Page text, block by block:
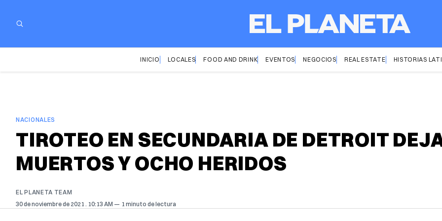
INICIO LOCALES FOOD AND DRINK EVENTOS NEGOCIOS REAL ESTATE HISTORIAS
NACIONALES
TIROTEO EN SECUNDARIA DE DETROIT
MUERTOS Y OCHO HERIDOS
EL PLANETA TEAM
30 de noviembre de 2021 . 10:13 AM 1 minuto de lectura